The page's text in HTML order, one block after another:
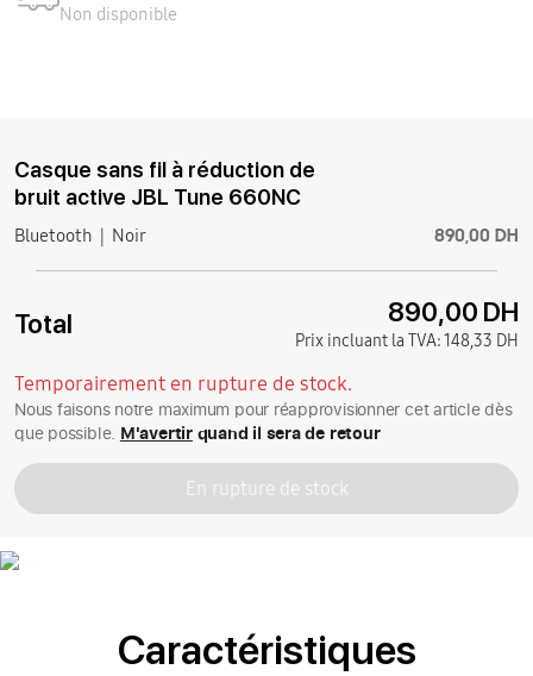
Non disponible
Casque sans fil à réduction de
bruit active JBL Tune 660NC
Bluetooth Noir 890,00 DH
Total 890,00 DH
Prix incluant la TVA:148,33 DH
Temporairement en rupture de stock.
Nous faisons notre maximum pour réapprovisionner cet article dès
que possible. M'avertirquand il sera de retour
En rupture de stock
Caractéristiques